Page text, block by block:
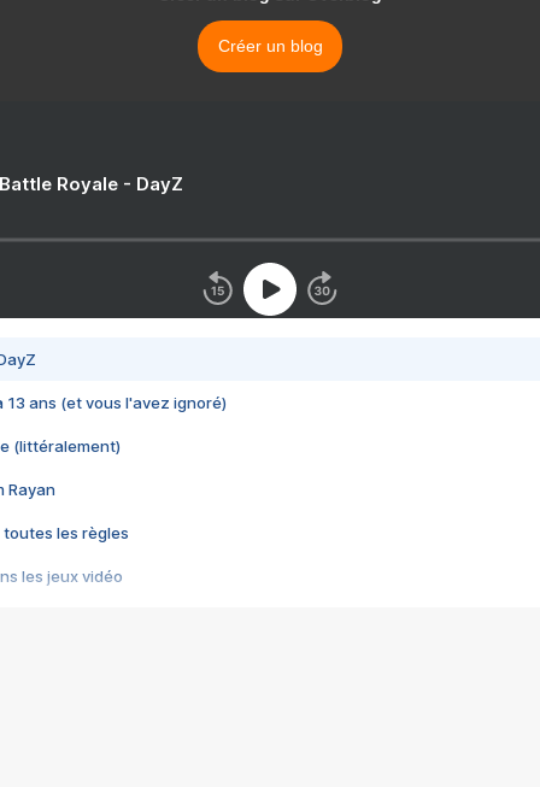
Créer un blog
Royale - DayZ
13 ans (et vous l'avez ignoré)
(littéralement)
Rayan
toutes les règles
les jeux vidéo